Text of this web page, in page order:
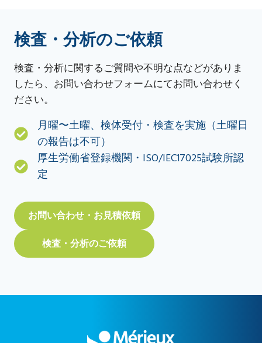
検査・分析のご依頼
検査・分析に関するご質問や不明な点などがありま
したら、お問い合わせフォームにてお問い合わせく
ださい。
月曜〜土曜、検体受付・検査を実施（土曜日
の報告は不可）
厚生労働省登録機関・ISO/IEC17025試験所認
定
お問い合わせ・お見積依頼
検査・分析のご依頼